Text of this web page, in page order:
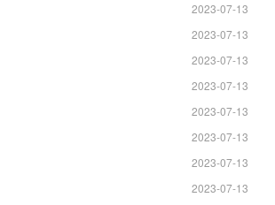
2023-07-13
2023-07-13
2023-07-13
2023-07-13
2023-07-13
2023-07-13
2023-07-13
2023-07-13